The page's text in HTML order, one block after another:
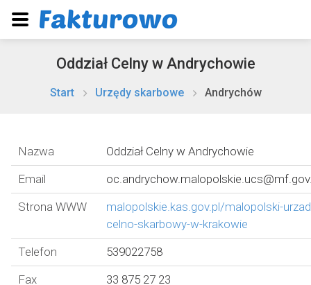
Oddział Celny w Andrychowie
Start Urzędy skarbowe Andrychów
Nazwa
Oddział Celny w Andrychowie
Email
Strona WWW
malopolskie.kas.gov.pl/malopolski-
celno-skarbowy-w-krakowie
Telefon
539022758
Fax
33 875 27 23